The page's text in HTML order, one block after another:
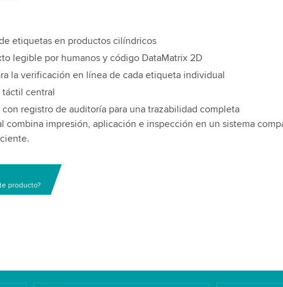
etiquetas en productos cilíndricos
legible por humanos y código DataMatrix 2D
la verificación en línea de cada etiqueta individual
central
registro de auditoría para una trazabilidad completa
combina impresión, aplicación e inspección en un sistema
producto?